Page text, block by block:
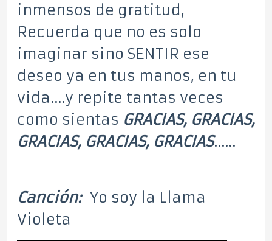
inmensos de gratitud,
Recuerda que no es solo
imaginar sino SENTIR ese
deseo ya en tus manos, en tu
vida….y repite tantas veces
como sientas GRACIAS, GRACIAS,
GRACIAS, GRACIAS, GRACIAS……
Canción:Yo soy la Llama
Violeta